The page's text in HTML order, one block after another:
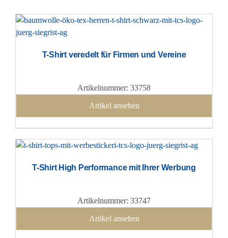
T-Shirt veredelt für Firmen und Vereine
Artikelnummer: 33758
Artikel ansehen
T-Shirt High Performance mit Ihrer Werbung
Artikelnummer: 33747
Artikel ansehen